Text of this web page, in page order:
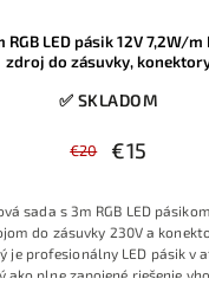
RGB LED pásik 12V 7,2W/
zdroj do zásuvky,
✅ SKLADOM
€20 €15
sada s 3m RGB LED
do zásuvky 230V a
je profesionálny LED pásik v
ako plne zapojené riešenie